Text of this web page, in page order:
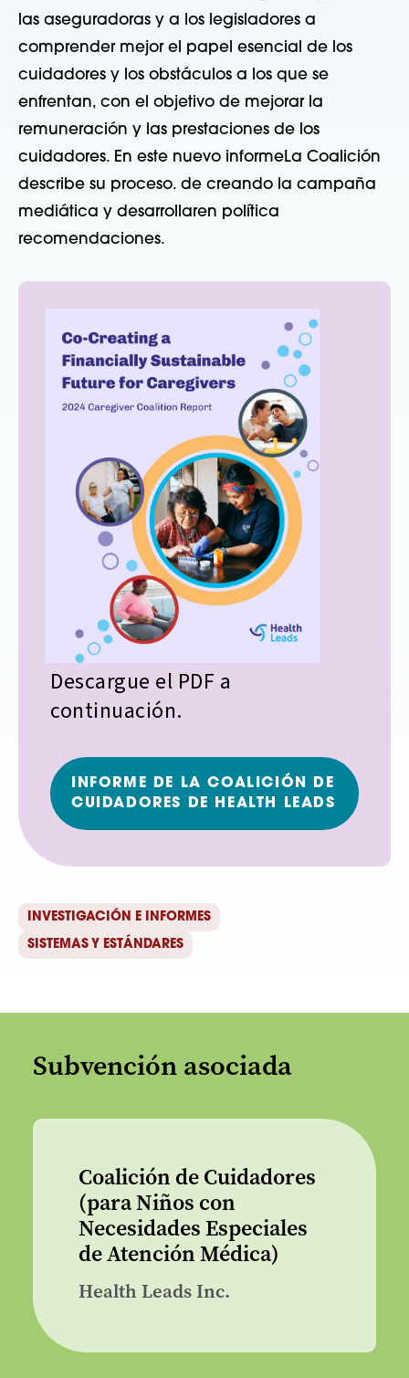
las aseguradoras y a los legisladores a
comprender mejor el papel esencial de los
cuidadores y los obstáculos a los que se
enfrentan, con el objetivo de mejorar la
remuneración y las prestaciones de los
cuidadores. En este nuevo informeLa Coalición
describe su proceso. de creando la campaña
mediática y desarrollaren política
recomendaciones.
Descargue el PDF a
continuación.
INFORME DE LA COALICIÓN DE
CUIDADORES DE HEALTH LEADS
INVESTIGACIÓN E INFORMES
SISTEMAS Y ESTÁNDARES
Subvención asociada
Coalición de Cuidadores
(para Niños con
Necesidades Especiales
de Atención Médica)
Health Leads Inc.